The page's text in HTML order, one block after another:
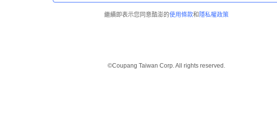
繼續即表示您同意酷澎的使用條款和 隱私權政策
©Coupang Taiwan Corp. All rights reserved.